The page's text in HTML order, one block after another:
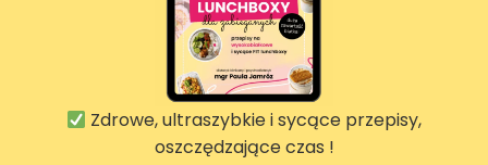
Zdrowe, ultraszybkie i sycące przepisy,
oszczędzające czas !